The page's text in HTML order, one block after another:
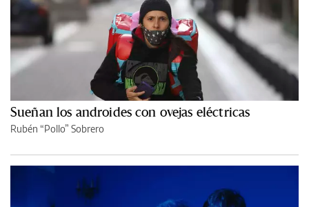
Sueñan los androides con ovejas eléctricas
Rubén “Pollo” Sobrero